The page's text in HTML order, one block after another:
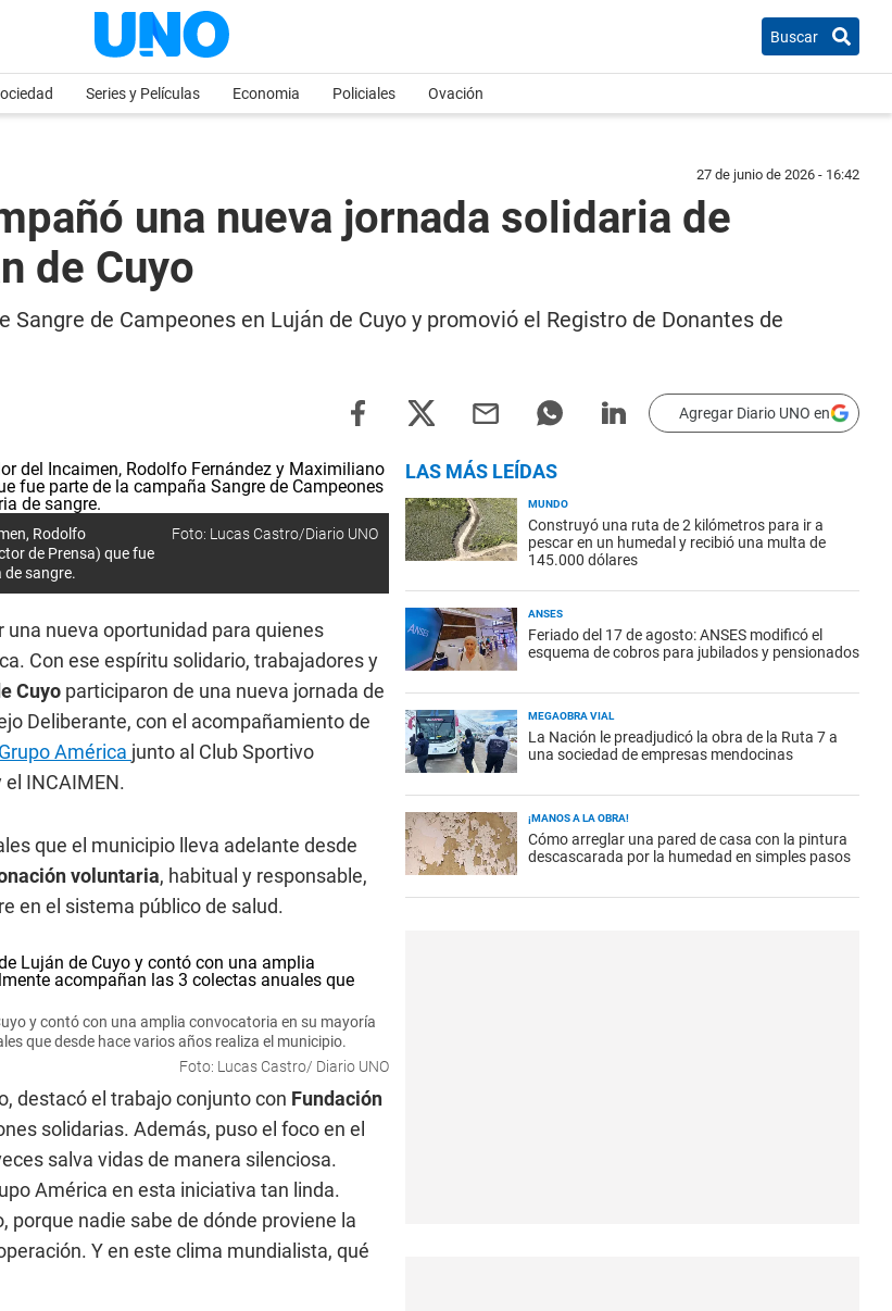
Buscar
Series y Películas Economia Policiales Ovación
27 de junio de 2026 - 16:42
una nueva jornada solidaria de
de Cuyo
de Campeones en Luján de Cuyo y promovió el Registro de Donantes de
Agregar Diario UNO en
Rodolfo
de Prensa) que fue
de sangre.
Foto: Lucas Castro/Diario UNO
nueva oportunidad para quienes
Con ese espíritu solidario, trabajadores y
Cuyo participaron de una nueva jornada de
Deliberante, con el acompañamiento de
América junto al Club Sportivo
INCAIMEN.
que el municipio lleva adelante desde
voluntaria, habitual y responsable,
en el sistema público de salud.
y contó con una amplia convocatoria en su mayoría
que desde hace varios años realiza el municipio.
Foto: Lucas Castro/ Diario UNO
destacó el trabajo conjunto con Fundación
solidarias. Además, puso el foco en el
salva vidas de manera silenciosa.
América en esta iniciativa tan linda.
nadie sabe de dónde proviene la
Y en este clima mundialista, qué
LAS MÁS LEÍDAS
MUNDO
Construyó una ruta de 2 kilómetros para ir a
pescar en un humedal y recibió una multa de
145.000 dólares
ANSES
Feriado del 17 de agosto: ANSES modificó el
esquema de cobros para jubilados y pensionados
MEGAOBRA VIAL
La Nación le preadjudicó la obra de la Ruta 7 a
una sociedad de empresas mendocinas
¡MANOS A LA OBRA!
Cómo arreglar una pared de casa con la pintura
descascarada por la humedad en simples pasos